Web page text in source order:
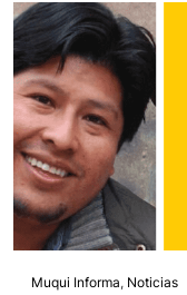
Muqui Informa, Noticias